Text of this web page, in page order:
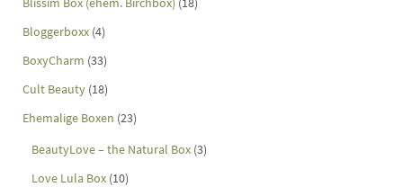
Bloggerboxx (4)
BoxyCharm (33)
Cult Beauty (18)
Ehemalige Boxen (23)
BeautyLove – the Natural Box (3)
Love Lula Box (10)